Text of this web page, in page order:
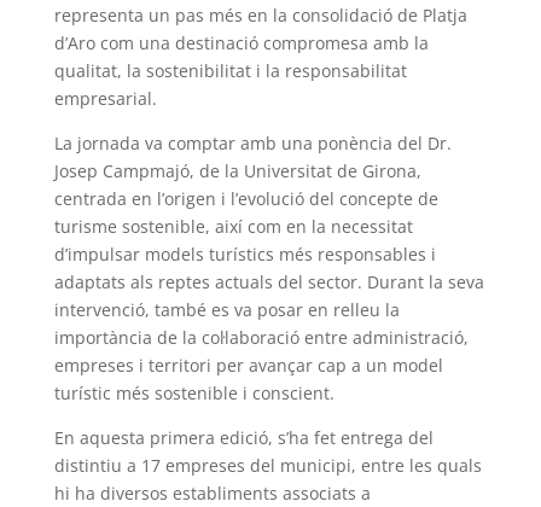
representa un pas més en la consolidació de Platja
d’Aro com una destinació compromesa amb la
qualitat, la sostenibilitat i la responsabilitat
empresarial.
La jornada va comptar amb una ponència del Dr.
Josep Campmajó, de la Universitat de Girona,
centrada en l’origen i l’evolució del concepte de
turisme sostenible, així com en la necessitat
d’impulsar models turístics més responsables i
adaptats als reptes actuals del sector. Durant la seva
intervenció, també es va posar en relleu la
importància de la col·laboració entre administració,
empreses i territori per avançar cap a un model
turístic més sostenible i conscient.
En aquesta primera edició, s’ha fet entrega del
distintiu a 17 empreses del municipi, entre les quals
hi ha diversos establiments associats a